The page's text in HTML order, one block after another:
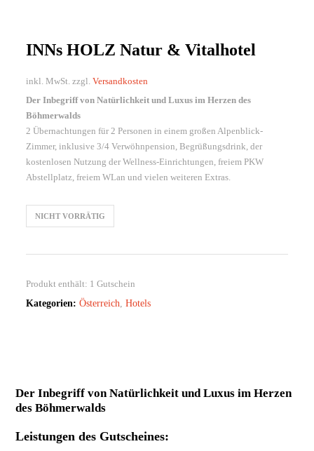
INNs HOLZ Natur & Vitalhotel
inkl. MwSt. zzgl.Versandkosten
Der Inbegriff von Natürlichkeit und Luxus im Herzen des
Böhmerwalds
2 Übernachtungen für 2 Personen in einem großen Alpenblick-
Zimmer, inklusive 3/4 Verwöhnpension, Begrüßungsdrink, der
kostenlosen Nutzung der Wellness-Einrichtungen, freiem PKW
Abstellplatz, freiem WLan und vielen weiteren Extras.
NICHT VORRÄTIG
Produkt enthält: 1Gutschein
Kategorien: Österreich ,Hotels
Der Inbegriff von Natürlichkeit und Luxus im Herzen
des Böhmerwalds
Leistungen des Gutscheines: